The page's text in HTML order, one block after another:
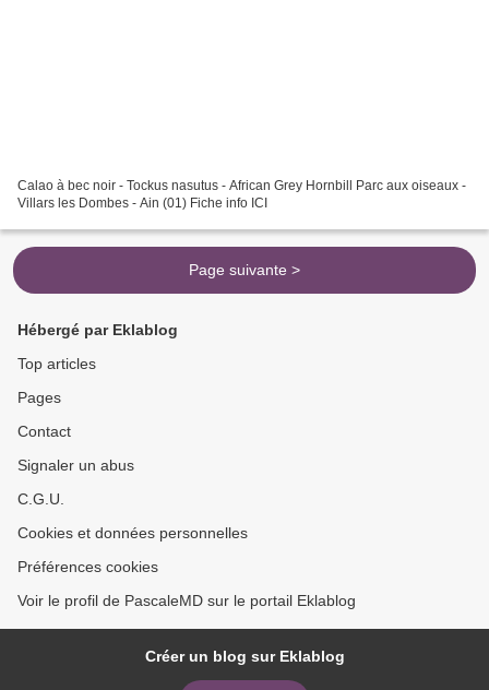
Calao à bec noir - Tockus nasutus - African Grey Hornbill Parc aux oiseaux -
Villars les Dombes - Ain (01) Fiche info ICI
Page suivante >
Hébergé par Eklablog
Top articles
Pages
Contact
Signaler un abus
C.G.U.
Cookies et données personnelles
Préférences cookies
Voir le profil de PascaleMD sur le portail Eklablog
Créer un blog sur Eklablog